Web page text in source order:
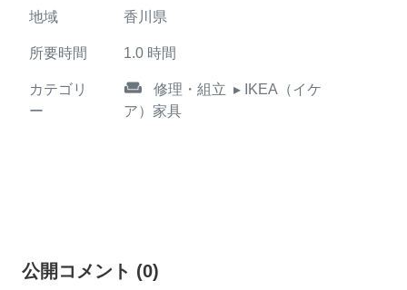
地域 香川県
所要時間 1.0 時間
カテゴリ
ー
weekend 修理・組立 ▸ IKEA（イケ
ア）家具
公開コメント (0)